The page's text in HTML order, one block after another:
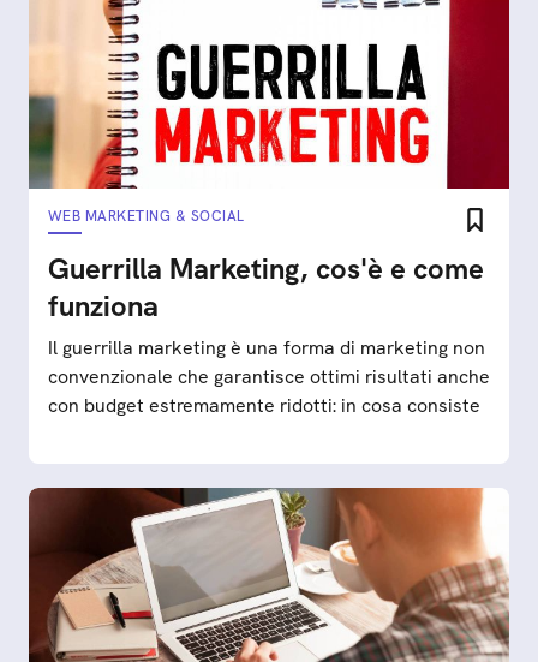
WEB MARKETING & SOCIAL
Guerrilla Marketing, cos'è e come
funziona
Il guerrilla marketing è una forma di marketing non
convenzionale che garantisce ottimi risultati anche
con budget estremamente ridotti: in cosa consiste